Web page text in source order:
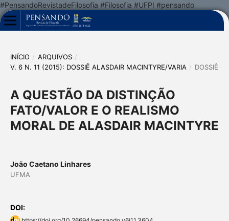
#PensandoRevistadeFilosofia #Filosofia #UFPI #pensando
INÍCIO / ARQUIVOS /
V. 6 N. 11 (2015): DOSSIÊ ALASDAIR MACINTYRE/VARIA / DOSSIÊ
A QUESTÃO DA DISTINÇÃO
FATO/VALOR E O REALISMO
MORAL DE ALASDAIR MACINTYRE
João Caetano Linhares
UFMA
DOI: